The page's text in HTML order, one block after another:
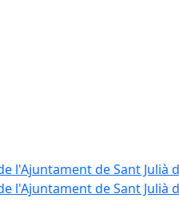
l'Ajuntament de Sant Julià
l'Ajuntament de Sant Julià